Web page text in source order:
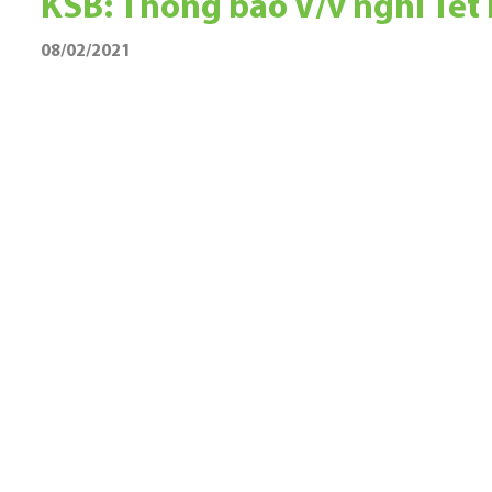
KSB: Thông báo V/v nghỉ
08/02/2021